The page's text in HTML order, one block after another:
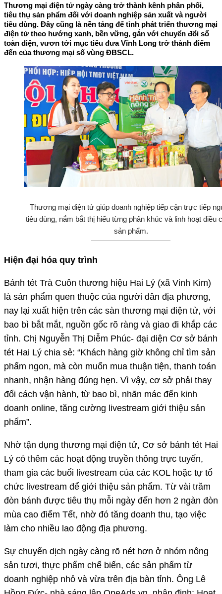
Thương mại điện tử ngày càng trở thành kênh phân phối,
tiêu thụ sản phẩm đối với doanh nghiệp sản xuất và người
tiêu dùng. Đây cũng là nền tảng để tỉnh phát triển thương mại
điện tử theo hướng xanh, bền vững, gắn với chuyển đổi số
toàn diện, vươn tới mục tiêu đưa Vĩnh Long trở thành điểm
đến của thương mại số vùng ĐBSCL.
Thương mại điện tử giúp doanh nghiệp tiếp cận trực tiếp
tiêu dùng, nắm bắt thị hiếu từng phân khúc và linh hoạt điều
sản phẩm.
Hiện đại hóa quy trình
Bánh tét Trà Cuôn thương hiệu Hai Lý (xã Vinh Kim)
là sản phẩm quen thuộc của người dân địa phương,
nay lại xuất hiện trên các sàn thương mại điện tử, với
bao bì bắt mắt, nguồn gốc rõ ràng và giao đi khắp các
tỉnh. Chị Nguyễn Thị Diễm Phúc- đại diện Cơ sở bánh
tét Hai Lý chia sẻ: “Khách hàng giờ không chỉ tìm sản
phẩm ngon, mà còn muốn mua thuận tiện, thanh toán
nhanh, nhận hàng đúng hẹn. Vì vậy, cơ sở phải thay
đổi cách vận hành, từ bao bì, nhãn mác đến kinh
doanh online, tăng cường livestream giới thiệu sản
phẩm”.
Nhờ tận dụng thương mại điện tử, Cơ sở bánh tét Hai
Lý có thêm các hoạt động truyền thông trực tuyến,
tham gia các buổi livestream của các KOL hoặc tự tổ
chức livestream để giới thiệu sản phẩm. Từ vài trăm
đòn bánh được tiêu thụ mỗi ngày đến hơn 2 ngàn đòn
mùa cao điểm Tết, nhờ đó tăng doanh thu, tạo việc
làm cho nhiều lao động địa phương.
Sự chuyển dịch ngày càng rõ nét hơn ở nhóm nông
sản tươi, thực phẩm chế biến, các sản phẩm từ
doanh nghiệp nhỏ và vừa trên địa bàn tỉnh. Ông Lê